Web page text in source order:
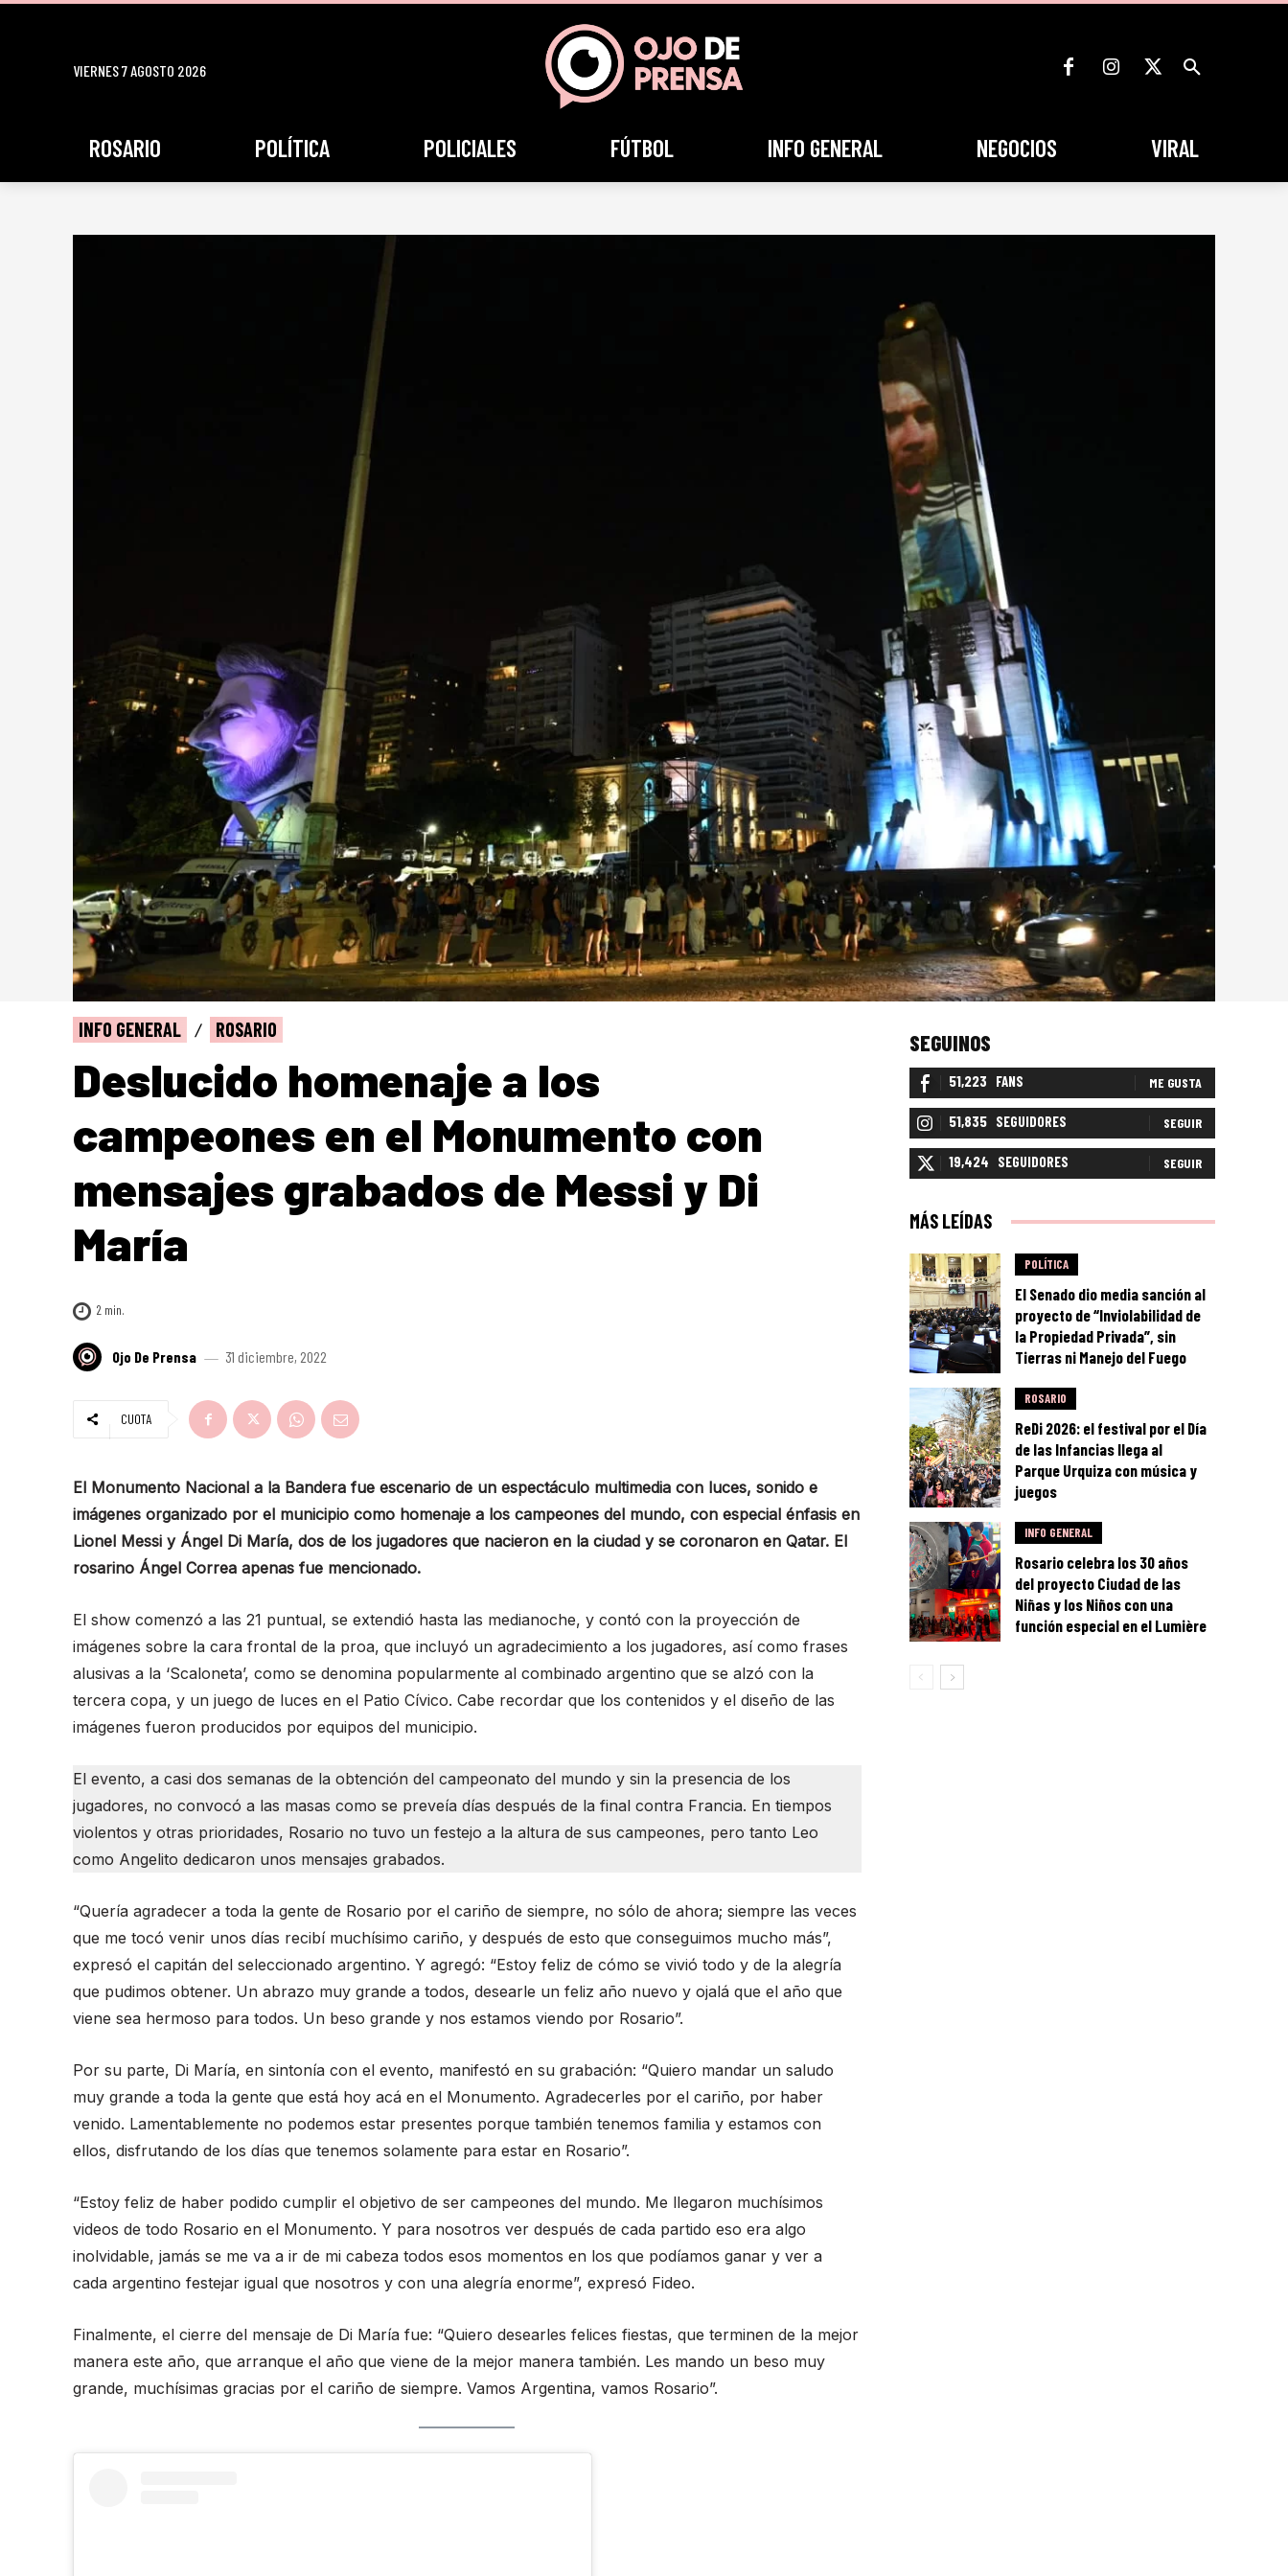
VIERNES 7 AGOSTO 2026
ROSARIO POLÍTICA POLICIALES FÚTBOL INFO GENERAL NEGOCIOS VIRAL
INFO GENERAL ROSARIO
Deslucido homenaje a los
campeones en el Monumento con
mensajes grabados de Messi y Di
María
2 min.
Ojo De Prensa 31 diciembre, 2022
CUOTA
El Monumento Nacional a la Bandera fue escenario de un espectáculo multimedia con luces, sonido e
imágenes organizado por el municipio como homenaje a los campeones del mundo, con especial énfasis en
Lionel Messi y Ángel Di María, dos de los jugadores que nacieron en la ciudad y se coronaron en Qatar. El
rosarino Ángel Correa apenas fue mencionado.
El show comenzó a las 21 puntual, se extendió hasta las medianoche, y contó con la proyección de
imágenes sobre la cara frontal de la proa, que incluyó un agradecimiento a los jugadores, así como frases
alusivas a la ‘Scaloneta’, como se denomina popularmente al combinado argentino que se alzó con la
tercera copa, y un juego de luces en el Patio Cívico. Cabe recordar que los contenidos y el diseño de las
imágenes fueron producidos por equipos del municipio.
El evento, a casi dos semanas de la obtención del campeonato del mundo y sin la presencia de los
jugadores, no convocó a las masas como se preveía días después de la final contra Francia. En tiempos
violentos y otras prioridades, Rosario no tuvo un festejo a la altura de sus campeones, pero tanto Leo
como Angelito dedicaron unos mensajes grabados.
“Quería agradecer a toda la gente de Rosario por el cariño de siempre, no sólo de ahora; siempre las veces
que me tocó venir unos días recibí muchísimo cariño, y después de esto que conseguimos mucho más”,
expresó el capitán del seleccionado argentino. Y agregó: “Estoy feliz de cómo se vivió todo y de la alegría
que pudimos obtener. Un abrazo muy grande a todos, desearle un feliz año nuevo y ojalá que el año que
viene sea hermoso para todos. Un beso grande y nos estamos viendo por Rosario”.
Por su parte, Di María, en sintonía con el evento, manifestó en su grabación: “Quiero mandar un saludo
muy grande a toda la gente que está hoy acá en el Monumento. Agradecerles por el cariño, por haber
venido. Lamentablemente no podemos estar presentes porque también tenemos familia y estamos con
ellos, disfrutando de los días que tenemos solamente para estar en Rosario”.
“Estoy feliz de haber podido cumplir el objetivo de ser campeones del mundo. Me llegaron muchísimos
videos de todo Rosario en el Monumento. Y para nosotros ver después de cada partido eso era algo
inolvidable, jamás se me va a ir de mi cabeza todos esos momentos en los que podíamos ganar y ver a
cada argentino festejar igual que nosotros y con una alegría enorme”, expresó Fideo.
Finalmente, el cierre del mensaje de Di María fue: “Quiero desearles felices fiestas, que terminen de la mejor
manera este año, que arranque el año que viene de la mejor manera también. Les mando un beso muy
grande, muchísimas gracias por el cariño de siempre. Vamos Argentina, vamos Rosario”.
SEGUINOS
51,223 FANS ME GUSTA
51,835 SEGUIDORES SEGUIR
19,424 SEGUIDORES SEGUIR
MÁS LEÍDAS
POLÍTICA
El Senado dio media sanción al
proyecto de “Inviolabilidad de
la Propiedad Privada”, sin
Tierras ni Manejo del Fuego
ROSARIO
ReDi 2026: el festival por el Día
de las Infancias llega al
Parque Urquiza con música y
juegos
INFO GENERAL
Rosario celebra los 30 años
del proyecto Ciudad de las
Niñas y los Niños con una
función especial en el Lumière